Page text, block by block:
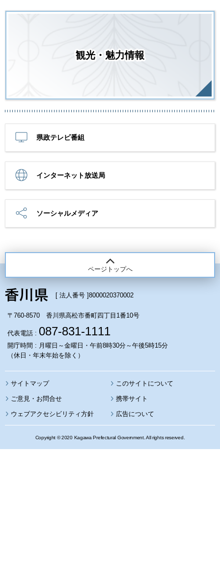
観光・魅力情報
県政テレビ番組
インターネット放送局
ソーシャルメディア
ページトップへ
[ 法人番号 ]8000020370002
〒760-8570 香川県高松市番町四丁目1番10号
代表電話 : 087-831-1111
開庁時間 : 月曜日～金曜日・午前8時30分～午後5時15分
（休日・年末年始を除く）
サイトマップ このサイトについて
携帯サイト
ウェブアクセシビリティ方針 広告について
Copyright © 2020 Kagawa Prefectural Government. All rights reserved.